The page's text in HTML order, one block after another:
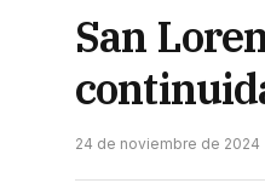
San
24 de noviembre de 2024